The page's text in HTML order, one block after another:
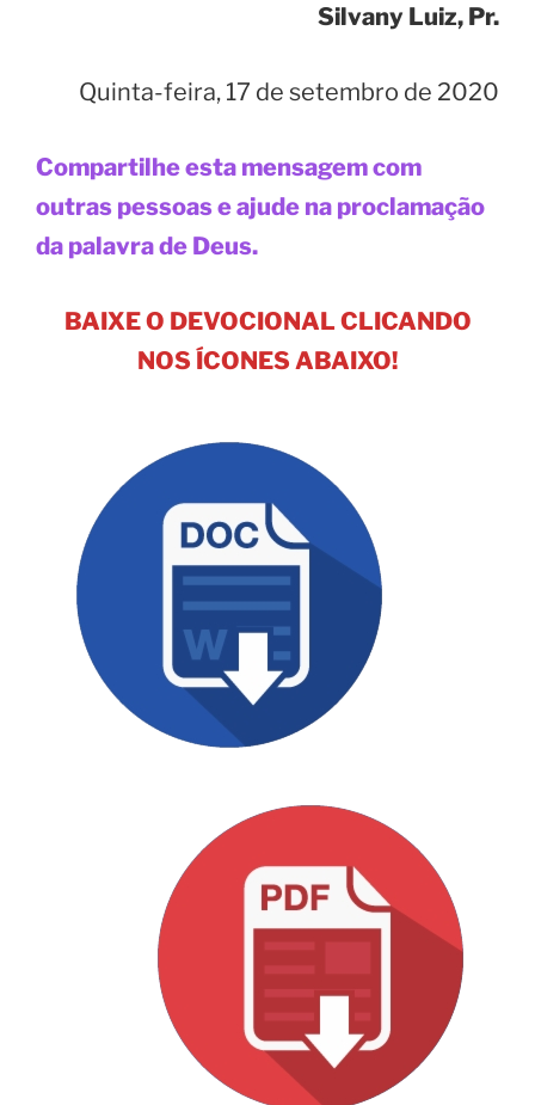
Silvany Luiz, Pr.
Quinta-feira, 17 de setembro de 2020
Compartilhe esta mensagem com
outras pessoas e ajude na proclamação
da palavra de Deus.
BAIXE O DEVOCIONAL CLICANDO
NOS ÍCONES ABAIXO!